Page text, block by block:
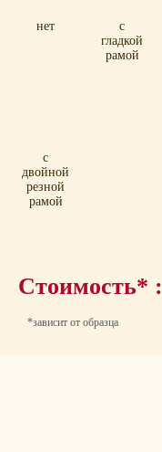
нет
с
гладкой
рамой
с
двойной
резной
рамой
Стоимость* :
*зависит от образца